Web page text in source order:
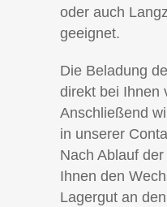
oder auch
geeignet.
Die Beladung
direkt bei Ihnen
Anschließend
in unserer
Nach Ablauf
Ihnen den
Lagergut an